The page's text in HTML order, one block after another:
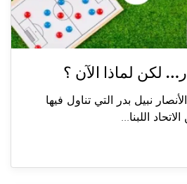
لكن لماذا الآن ؟
نبيل بدر التي تناول فيها
اللبنا...